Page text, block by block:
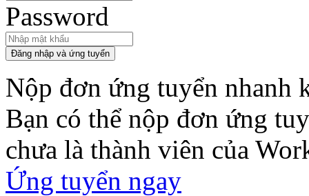
Password
Đăng nhập và ứng tuyển
Nộp đơn ứng tuyển nhanh
Bạn có thể nộp đơn ứng
chưa là thành viên của
Ứng tuyển ngay